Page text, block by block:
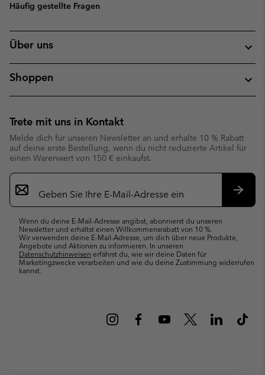
Häufig gestellte Fragen
Über uns
Shoppen
Trete mit uns in Kontakt
Melde dich für unseren Newsletter an und erhalte 10 % Rabatt
auf deine erste Bestellung, wenn du nicht reduzierte Artikel für
einen Warenwert von 150 € einkaufst.
Newsletter-
Anmeldung
Wenn du deine E-Mail-Adresse angibst, abonnierst du unseren
Newsletter und erhältst einen Willkommensrabatt von 10 %.
Wir verwenden deine E-Mail-Adresse, um dich über neue Produkte,
Angebote und Aktionen zu informieren. In unseren
Datenschutzhinweisen erfährst du, wie wir deine Daten für
Marketingzwecke verarbeiten und wie du deine Zustimmung widerrufen
kannst.